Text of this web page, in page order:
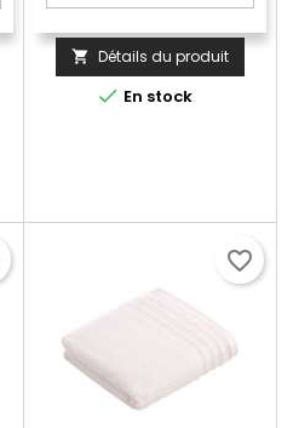
 Détails du produit
 En stock
favorite_border